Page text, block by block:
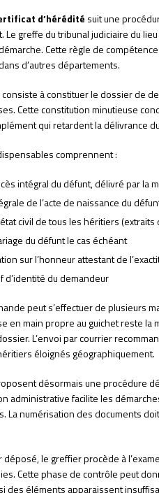
d’hérédité suit une
Le greffe du tribunal judiciaire du
Cette règle de
d’autres départements.
à constituer le dossier de
Cette constitution minutieuse
qui retardent la délivrance
comprennent :
intégral du défunt, délivré par la
de l’acte de naissance du
civil de tous les héritiers
du défunt le cas échéant
sur l’honneur attestant de
d’identité du demandeur
peut s’effectuer de plusieurs
en main propre au guichet reste
L’envoi par courrier
éloignés géographiquement.
désormais une procédure
administrative facilite les
La numérisation des documents
le greffier procède à
Cette phase de contrôle peut
des éléments apparaissent